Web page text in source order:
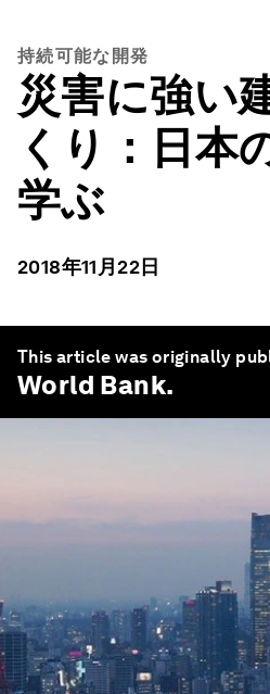
持続可能な開発
災害に強い
くり：日本
学ぶ
2018年11月22日
This article was originally
World Bank.